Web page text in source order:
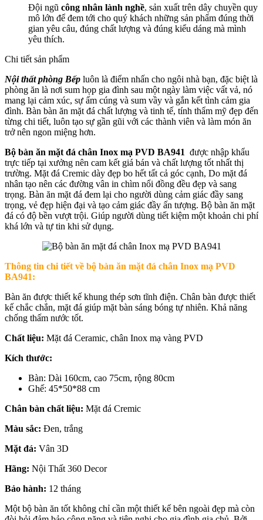
Đội ngũ công nhân lành nghề, sản xuất trên dây chuyền quy
mô lớn để đem tới cho quý khách những sản phẩm đúng thời
gian yêu câu, đúng chất lượng và đúng kiểu dáng mà mình
yêu thích.
Chi tiết sản phẩm
Nội thất phòng Bếp luôn là điểm nhấn cho ngôi nhà bạn, đặc biệt là
phòng ăn là nơi sum họp gia đình sau một ngày làm việc vất vả, nó
mang lại cảm xúc, sự ấm cúng và sum vầy và gắn kết tình cảm gia
đình. Bàn bàn ăn mặt đá chất lượng và tinh tế, tính thẩm mỹ đẹp đến
từng chi tiết, luôn tạo sự gần gũi với các thành viên và làm món ăn
trở nên ngon miệng hơn.
Bộ bàn ăn mặt đá chân Inox mạ PVD BA941 được nhập khẩu
trực tiếp tại xưởng nên cam kết giá bán và chất lượng tốt nhất thị
trường. Mặt đá Cremic dày đẹp bo hết tất cả góc cạnh, Do mặt đá
nhân tạo nên các đường vân in chìm nổi đồng đều đẹp và sang
trọng. Bàn ăn mặt đá đem lại cho người dùng cảm giác đầy sang
trọng, vẻ đẹp hiện đại và tạo cảm giác đầy ấn tượng. Bộ bàn ăn mặt
đá có độ bền vượt trội. Giúp người dùng tiết kiệm một khoản chi phí
khá lớn và tự tin khi sử dụng.
Thông tin chi tiết về bộ bàn ăn mặt đá chân Inox mạ PVD
BA941:
Bàn ăn được thiết kế khung thép sơn tĩnh điện. Chân bàn được thiết
kế chắc chắn, mặt đá giúp mặt bàn sáng bóng tự nhiên. Khả năng
chống thấm nước tốt.
Chất liệu: Mặt đá Ceramic, chân Inox mạ vàng PVD
Kích thước:
Bàn: Dài 160cm, cao 75cm, rộng 80cm
Ghế: 45*50*88 cm
Chân bàn chất liệu: Mặt đá Cremic
Màu sắc: Đen, trắng
Mặt đá: Vân 3D
Hãng: Nội Thất 360 Decor
Bảo hành: 12 tháng
Một bộ bàn ăn tốt không chỉ cần một thiết kế bên ngoài đẹp mà còn